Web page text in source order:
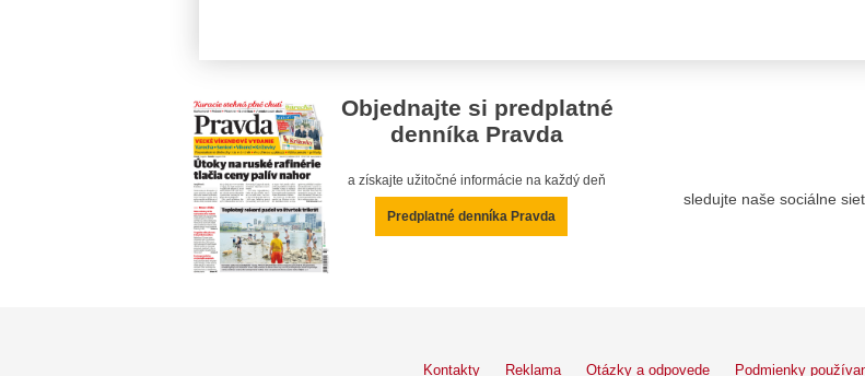
Objednajte si predplatné
denníka Pravda
a získajte užitočné informácie na každý deň
Predplatné denníka Pravda
sledujte naše sociálne
Kontakty Reklama Otázky a odpovede Podmienky